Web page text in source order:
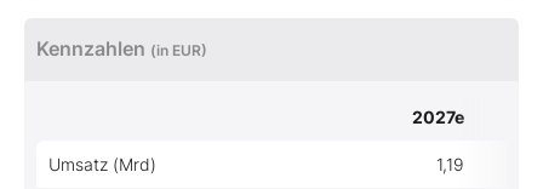
Kennzahlen (in EUR)
2027e
Umsatz (Mrd) 1,19